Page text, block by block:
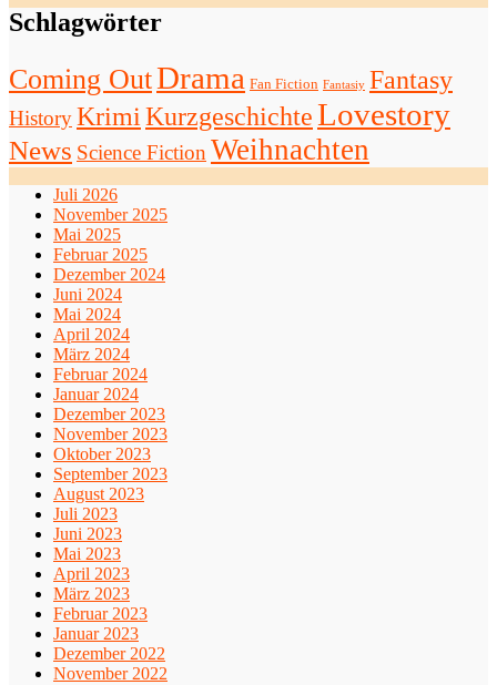
Schlagwörter
Coming OutDrama Fan Fiction Fantasiy Fantasy
HistoryKrimi KurzgeschichteLovestory
News Science Fiction Weihnachten
Juli 2026
November 2025
Mai 2025
Februar 2025
Dezember 2024
Juni 2024
Mai 2024
April 2024
März 2024
Februar 2024
Januar 2024
Dezember 2023
November 2023
Oktober 2023
September 2023
August 2023
Juli 2023
Juni 2023
Mai 2023
April 2023
März 2023
Februar 2023
Januar 2023
Dezember 2022
November 2022